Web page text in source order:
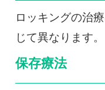
ロッキングの治
じて異なります。
保存療法